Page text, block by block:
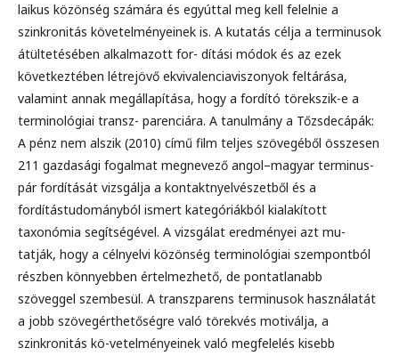
laikus közönség számára és egyúttal meg kell felelnie a
szinkronitás követelményeinek is. A kutatás célja a terminusok
átültetésében alkalmazott for- dítási módok és az ezek
következtében létrejövő ekvivalenciaviszonyok feltárása,
valamint annak megállapítása, hogy a fordító törekszik-e a
terminológiai transz- parenciára. A tanulmány a Tőzsdecápák:
A pénz nem alszik (2010) című film teljes szövegéből összesen
211 gazdasági fogalmat megnevező angol–magyar terminus-
pár fordítását vizsgálja a kontaktnyelvészetből és a
fordítástudományból ismert kategóriákból kialakított
taxonómia segítségével. A vizsgálat eredményei azt mu-
tatják, hogy a célnyelvi közönség terminológiai szempontból
részben könnyebben értelmezhető, de pontatlanabb
szöveggel szembesül. A transzparens terminusok használatát
a jobb szövegérthetőségre való törekvés motiválja, a
szinkronitás kö-vetelményeinek való megfelelés kisebb